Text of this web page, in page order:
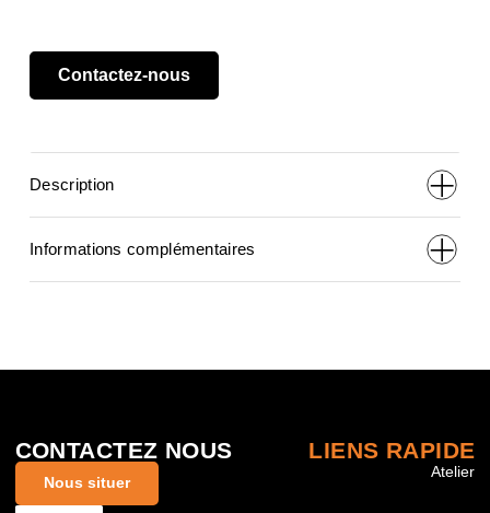
Contactez-nous
Description
Informations complémentaires
CONTACTEZ NOUS
Nous situer
LIENS RAPIDE
Atelier